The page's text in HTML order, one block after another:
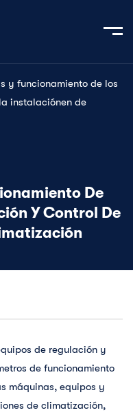
y funcionamiento de los
instalaciónen de
De
Y Control De
de regulación y
de funcionamiento
máquinas, equipos y
de climatización,